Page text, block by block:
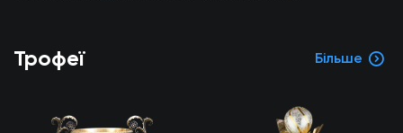
Трофеї Більше